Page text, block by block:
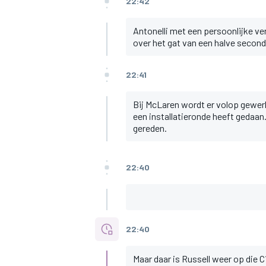
Antonelli met een persoonlijke
over het gat van een halve
22:41
Bij McLaren wordt er volop
een installatieronde heeft
gereden.
22:40
22:40
Maar daar is Russell weer op die